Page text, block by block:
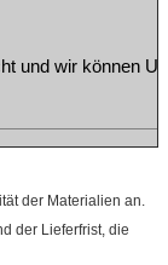
und wir können
der Materialien an.
der Lieferfrist, die